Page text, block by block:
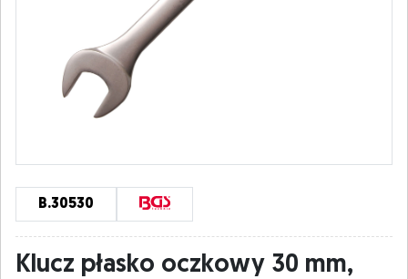
B.30530
Klucz płasko oczkowy 30 mm,